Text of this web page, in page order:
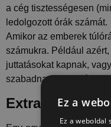
a cég tisztességesen
ledolgozott órák számát.
Amikor az emberek
számukra. Például
juttatásokat kapnak,
szabadnapo(ka)t
Extra Ez a
Ez a weboldal